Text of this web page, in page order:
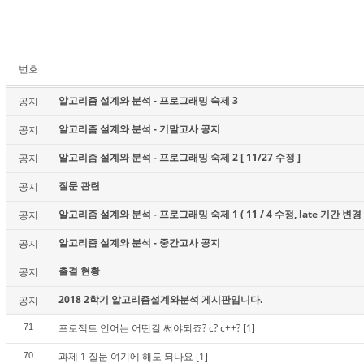
번호
공지 알고리즘 설계와 분석 - 프로그래밍 숙제 3
공지 알고리즘 설계와 분석 - 기말고사 공지
공지 알고리즘 설계와 분석 - 프로그래밍 숙제 2 [ 11/27 수정 ]
공지 질문 관련
공지 알고리즘 설계와 분석 - 프로그래밍 숙제 1 ( 11 / 4 수정, late 기간 변경
공지 알고리즘 설계와 분석 - 중간고사 공지
공지 출결 현황
공지 2018 2학기 알고리즘설계와분석 게시판입니다.
71 프로젝트 언어는 어떤걸 써야되죠? c? c++? [1]
70 과제 1 질문 여기에 해도 되나요 [1]